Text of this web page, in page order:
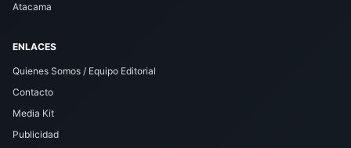
Atacama
ENLACES
Quienes Somos / Equipo Editorial
Contacto
Media Kit
Publicidad